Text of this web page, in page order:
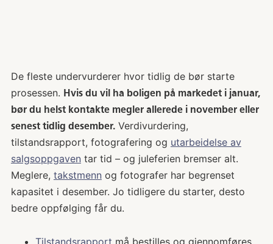
De fleste undervurderer hvor tidlig de bør starte
prosessen. Hvis du vil ha boligen på markedet i januar,
bør du helst kontakte megler allerede i november eller
senest tidlig desember.Verdivurdering,
tilstandsrapport, fotografering og utarbeidelse av
salgsoppgaven tar tid – og juleferien bremser alt.
Meglere, takstmenn og fotografer har begrenset
kapasitet i desember. Jo tidligere du starter, desto
bedre oppfølging får du.
Tilstandsrapport må bestilles og gjennomføres